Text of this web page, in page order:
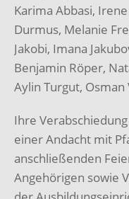
Karima Abbasi,
Durmus, Melanie
Jakobi, Imana
Benjamin Röper,
Aylin Turgut, Osman
Ihre
einer Andacht mit
anschließenden
Angehörigen sowie